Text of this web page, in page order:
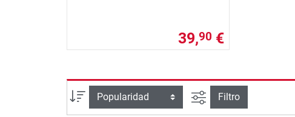
39,90 €
Ordenar por Busqueda avanzada
Filtro